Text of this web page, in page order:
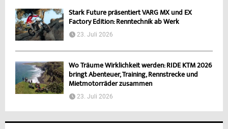
Stark Future präsentiert VARG MX und EX
Factory Edition: Renntechnik ab Werk
23. Juli 2026
Wo Träume Wirklichkeit werden: RIDE KTM 2026
bringt Abenteuer, Training, Rennstrecke und
Mietmotorräder zusammen
23. Juli 2026